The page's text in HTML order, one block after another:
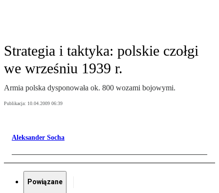
Strategia i taktyka: polskie czołgi
we wrześniu 1939 r.
Armia polska dysponowała ok. 800 wozami bojowymi.
Publikacja: 10.04.2009 06:39
Aleksander Socha
Powiązane